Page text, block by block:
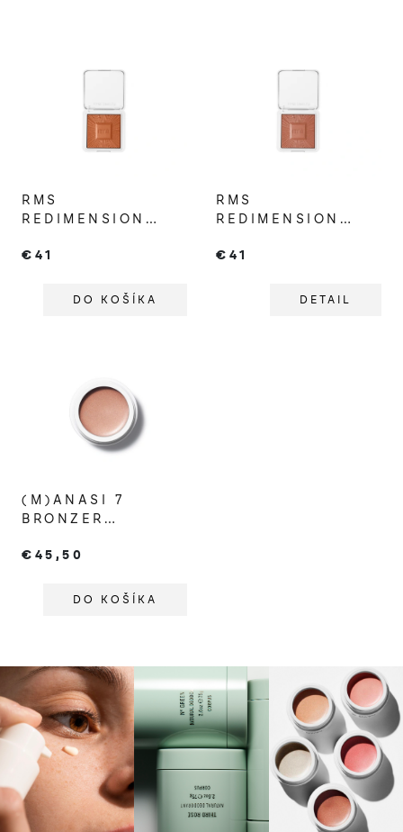
RMS
REDIMENSION
MALIBU MUSE
€41
DO KOŠÍKA
RMS
REDIMENSION
BEACHWALK
€41
DETAIL
(M)ANASI 7
BRONZER
ROSEATE
€45,50
DO KOŠÍKA